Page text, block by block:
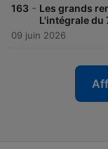
163 - Les grands
L'intégrale du
09 juin 2026